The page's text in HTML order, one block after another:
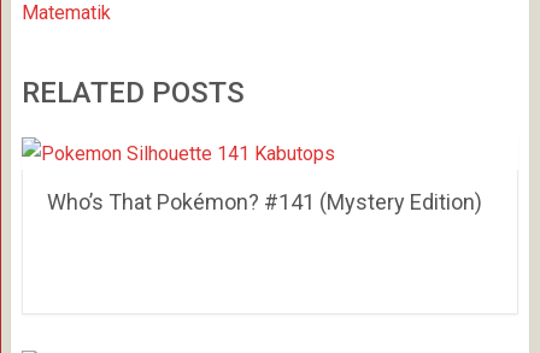
Matematik
RELATED POSTS
Who’s That Pokémon? #141 (Mystery Edition)